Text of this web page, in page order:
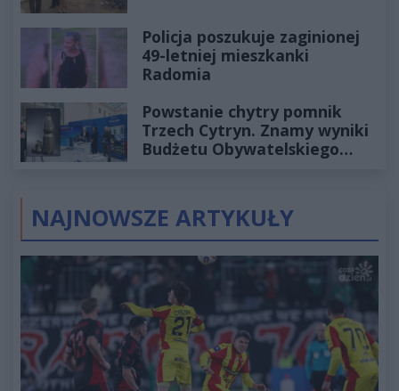
Policja poszukuje zaginionej
49-letniej mieszkanki
Radomia
Powstanie chytry pomnik
Trzech Cytryn. Znamy wyniki
Budżetu Obywatelskiego
NAJNOWSZE ARTYKUŁY